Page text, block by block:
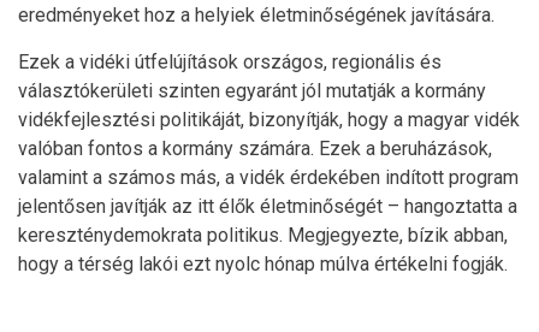
eredményeket hoz a helyiek életminőségének javítására.
Ezek a vidéki útfelújítások országos, regionális és
választókerületi szinten egyaránt jól mutatják a kormány
vidékfejlesztési politikáját, bizonyítják, hogy a magyar vidék
valóban fontos a kormány számára. Ezek a beruházások,
valamint a számos más, a vidék érdekében indított program
jelentősen javítják az itt élők életminőségét – hangoztatta a
kereszténydemokrata politikus. Megjegyezte, bízik abban,
hogy a térség lakói ezt nyolc hónap múlva értékelni fogják.